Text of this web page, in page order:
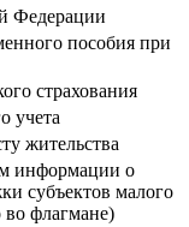
Федерации
пособия при
страхования
учета
жительства
информации о
субъектов малого
во флагмане)